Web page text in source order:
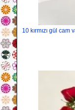
10 kırmızı gül